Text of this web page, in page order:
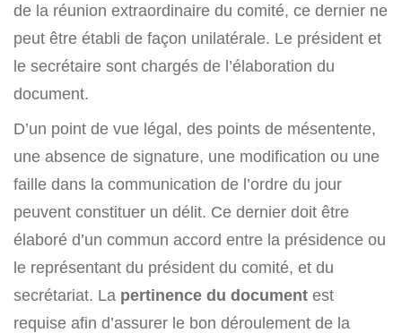
de la réunion extraordinaire du comité, ce dernier ne
peut être établi de façon unilatérale. Le président et
le secrétaire sont chargés de l’élaboration du
document.
D’un point de vue légal, des points de mésentente,
une absence de signature, une modification ou une
faille dans la communication de l’ordre du jour
peuvent constituer un délit. Ce dernier doit être
élaboré d’un commun accord entre la présidence ou
le représentant du président du comité, et du
secrétariat. La pertinence du document est
requise afin d’assurer le bon déroulement de la